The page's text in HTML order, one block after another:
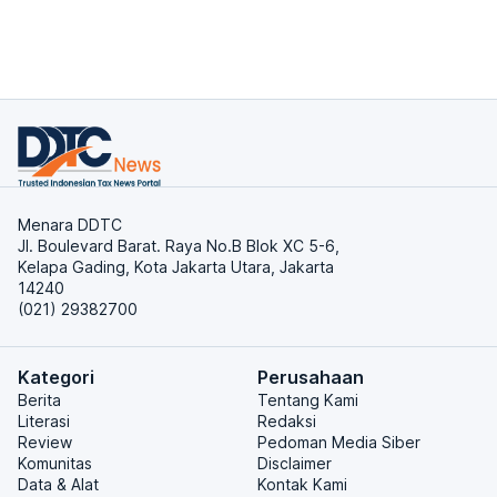
Menara DDTC
Jl. Boulevard Barat. Raya No.B Blok XC 5-6,
Kelapa Gading, Kota Jakarta Utara, Jakarta
14240
(021) 29382700
Kategori
Berita
Literasi
Review
Komunitas
Data & Alat
Perusahaan
Tentang Kami
Redaksi
Pedoman Media Siber
Disclaimer
Kontak Kami